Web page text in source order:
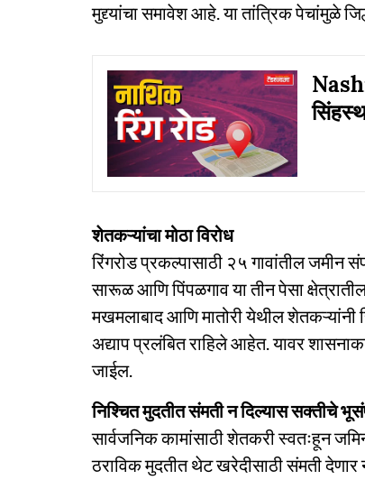
मुद्द्यांचा समावेश आहे. या तांत्रिक पेचांमुळे
शेतकऱ्यांचा मोठा विरोध
रिंगरोड प्रकल्पासाठी २५ गावांतील जमीन
सारूळ आणि पिंपळगाव या तीन पेसा
मखमलाबाद आणि मातोरी येथील
अद्याप प्रलंबित राहिले आहेत. यावर
जाईल.
निश्चित मुदतीत संमती न दिल्यास सक्तीचे
सार्वजनिक कामांसाठी शेतकरी स्वतःहून
ठराविक मुदतीत थेट खरेदीसाठी संमती